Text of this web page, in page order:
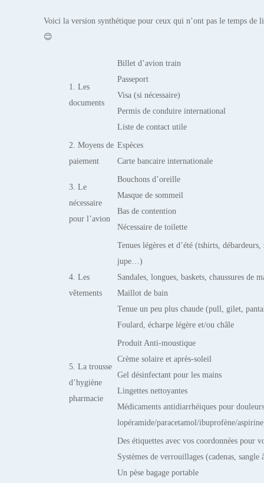
Voici la version synthétique pour ceux qui n’ont pas le temps de
😊
1. Les
documents
Billet d’avion train
Passeport
Visa (si nécessaire)
Permis de conduire international
Liste de contact utile
2. Moyens de
paiement
Espèces
Carte bancaire internationale
3. Le
nécessaire
pour l’avion
Bouchons d’oreille
Masque de sommeil
Bas de contention
Nécessaire de toilette
4. Les
vêtements
Tenues légères et d’été (tshirts,
jupe…)
Sandales, longues, baskets, chaussures de
Maillot de bain
Tenue un peu plus chaude (pull, gilet,
Foulard, écharpe légère et/ou châle
5. La trousse
d’hygiène
pharmacie
Produit Anti-moustique
Crème solaire et après-soleil
Gel désinfectant pour les mains
Lingettes nettoyantes
Médicaments antidiarrhéiques pour
lopéramide/paracetamol/ibuprofène/
Des étiquettes avec vos coordonnées pour
Systèmes de verrouillages (cadenas,
Un pèse bagage portable